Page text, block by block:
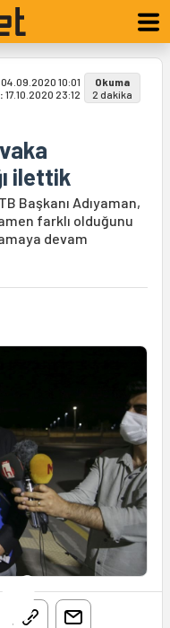
04.09.2020 10:01
17.10.2020 23:12
Okuma
2 dakika
ilettik
Başkanı Adıyaman,
farklı olduğunu
devam